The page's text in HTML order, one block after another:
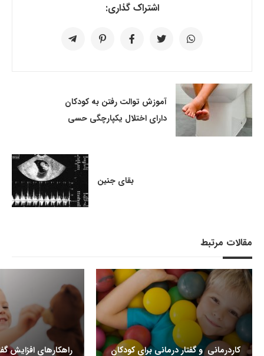
اشتراک گذاری:
آموزش توالت رفتن به کودکان
دارای اختلال یکپارچگی حسی
بقای جنین
مقالات مرتبط
کاردرمانی و گفتار درمانی برای کودکان
راهکارهای افزایش